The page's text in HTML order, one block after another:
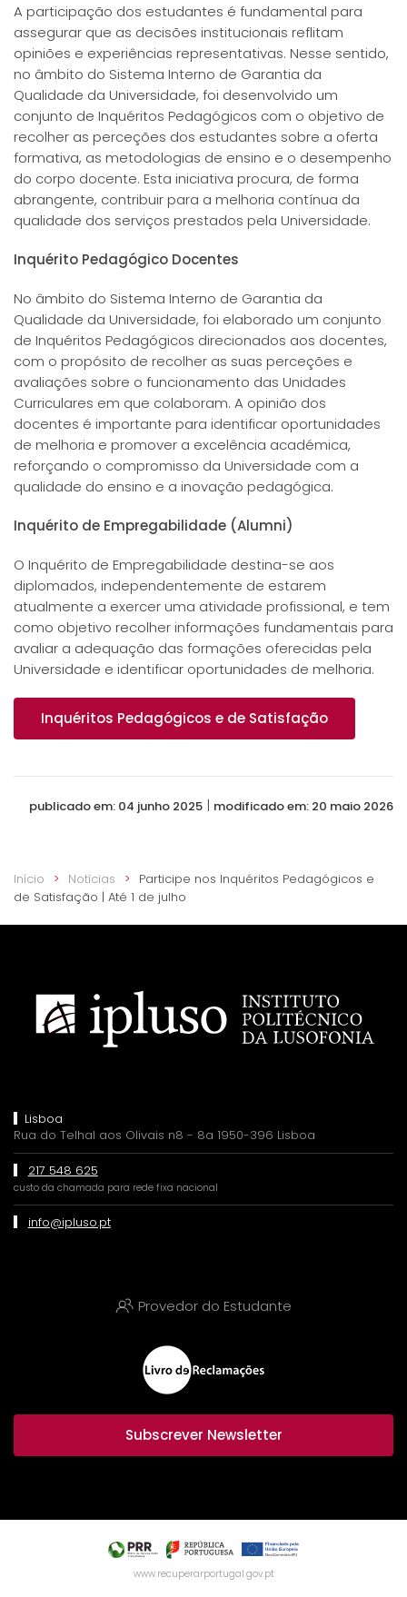
A participação dos estudantes é fundamental para
assegurar que as decisões institucionais reflitam
opiniões e experiências representativas. Nesse sentido,
no âmbito do Sistema Interno de Garantia da
Qualidade da Universidade, foi desenvolvido um
conjunto de Inquéritos Pedagógicos com o objetivo de
recolher as perceções dos estudantes sobre a oferta
formativa, as metodologias de ensino e o desempenho
do corpo docente. Esta iniciativa procura, de forma
abrangente, contribuir para a melhoria contínua da
qualidade dos serviços prestados pela Universidade.
Inquérito Pedagógico Docentes
No âmbito do Sistema Interno de Garantia da
Qualidade da Universidade, foi elaborado um conjunto
de Inquéritos Pedagógicos direcionados aos docentes,
com o propósito de recolher as suas perceções e
avaliações sobre o funcionamento das Unidades
Curriculares em que colaboram. A opinião dos
docentes é importante para identificar oportunidades
de melhoria e promover a excelência académica,
reforçando o compromisso da Universidade com a
qualidade do ensino e a inovação pedagógica.
Inquérito de Empregabilidade (Alumni)
O Inquérito de Empregabilidade destina-se aos
diplomados, independentemente de estarem
atualmente a exercer uma atividade profissional, e tem
como objetivo recolher informações fundamentais para
avaliar a adequação das formações oferecidas pela
Universidade e identificar oportunidades de melhoria.
Inquéritos Pedagógicos e de Satisfação
publicado em: 04 junho 2025 | modificado em: 20 maio 2026
Início Notícias
Participe nos Inquéritos Pedagógicos e
de Satisfação | Até 1 de julho
Lisboa
Rua do Telhal aos Olivais n8 - 8a 1950-396 Lisboa
217 548 625
custo da chamada para rede fixa nacional
info@ipluso.pt
Provedor do Estudante
Subscrever Newsletter
www.recuperarportugal.gov.pt